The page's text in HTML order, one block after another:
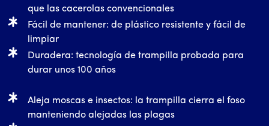
que las cacerolas convencionales
Fácil de mantener: de plástico resistente y fácil de
limpiar
Duradera: tecnología de trampilla probada para
durar unos 100 años
Aleja moscas e insectos: la trampilla cierra el foso
manteniendo alejadas las plagas